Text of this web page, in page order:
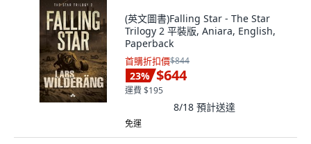
(英文圖書)Falling Star - The Star
Trilogy 2 平裝版, Aniara, English,
Paperback
首購折扣價$844
23% $644
運費 $195
8/18 預計送達
免運